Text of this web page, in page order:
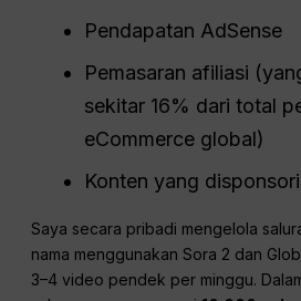
Pendapatan AdSense
Pemasaran afiliasi
sekitar 16% dari total
eCommerce global)
Konten yang disponsori
Saya secara pribadi mengelola
nama menggunakan Sora 2 dan
3–4 video pendek per minggu.